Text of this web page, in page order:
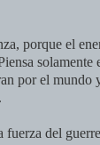
porque el
por el mundo
fuerza del